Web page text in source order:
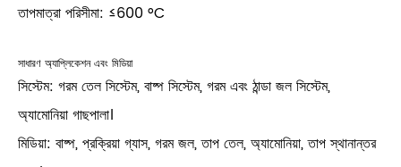
তাপমাত্রা পরিসীমা: ≤600 °C
সাধারণ অ্যাপ্লিকেশন এবং মিডিয়া
সিস্টেম: গরম তেল সিস্টেম, বাষ্প সিস্টেম, গরম এবং ঠান্ডা জল সিস্টেম,
অ্যামোনিয়া গাছপালা।
মিডিয়া: বাষ্প, প্রক্রিয়া গ্যাস, গরম জল, তাপ তেল, অ্যামোনিয়া, তাপ স্থানান্তর